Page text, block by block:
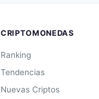
CRIPTOMONEDAS
Ranking
Tendencias
Nuevas Criptos